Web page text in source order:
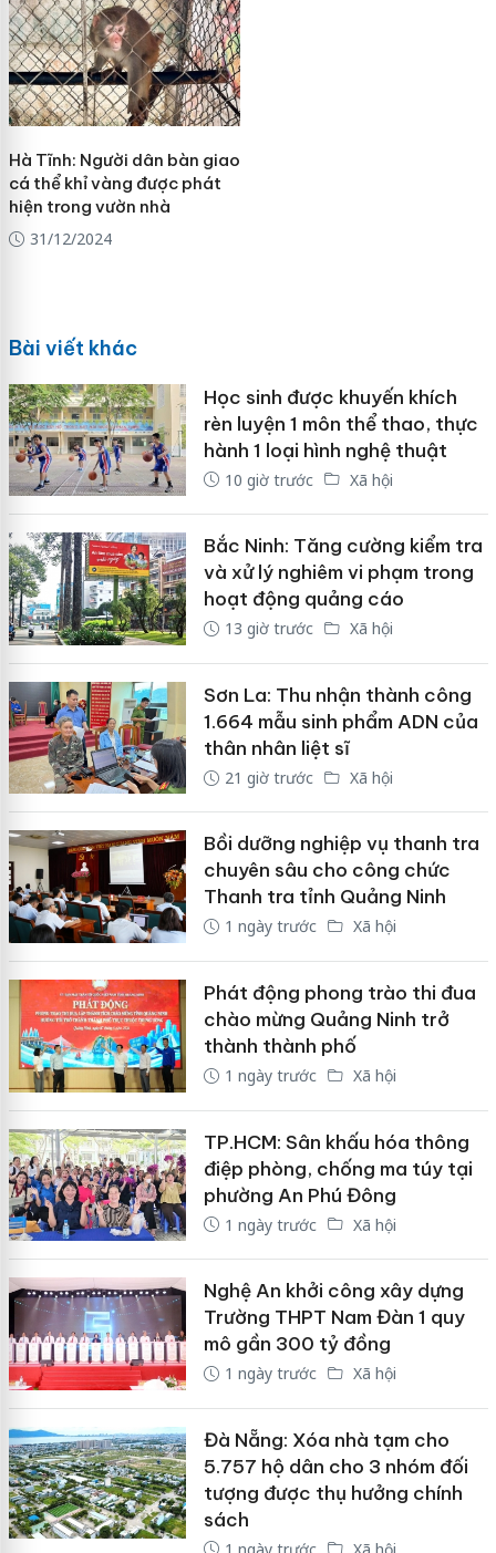
Hà Tĩnh: Người dân bàn giao
cá thể khỉ vàng được phát
hiện trong vườn nhà
31/12/2024
Bài viết khác
Học sinh được khuyến khích
rèn luyện 1 môn thể thao, thực
hành 1 loại hình nghệ thuật
10 giờ trước Xã hội
Bắc Ninh: Tăng cường kiểm tra
và xử lý nghiêm vi phạm trong
hoạt động quảng cáo
13 giờ trước Xã hội
Sơn La: Thu nhận thành công
1.664 mẫu sinh phẩm ADN của
thân nhân liệt sĩ
21 giờ trước Xã hội
Bồi dưỡng nghiệp vụ thanh tra
chuyên sâu cho công chức
Thanh tra tỉnh Quảng Ninh
1 ngày trước Xã hội
Phát động phong trào thi đua
chào mừng Quảng Ninh trở
thành thành phố
1 ngày trước Xã hội
TP.HCM: Sân khấu hóa thông
điệp phòng, chống ma túy tại
phường An Phú Đông
1 ngày trước Xã hội
Nghệ An khởi công xây dựng
Trường THPT Nam Đàn 1 quy
mô gần 300 tỷ đồng
1 ngày trước Xã hội
Đà Nẵng: Xóa nhà tạm cho
5.757 hộ dân cho 3 nhóm đối
tượng được thụ hưởng chính
sách